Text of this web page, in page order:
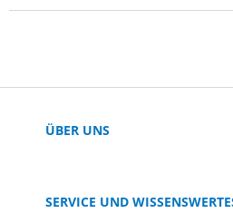
ÜBER UNS
SERVICE UND